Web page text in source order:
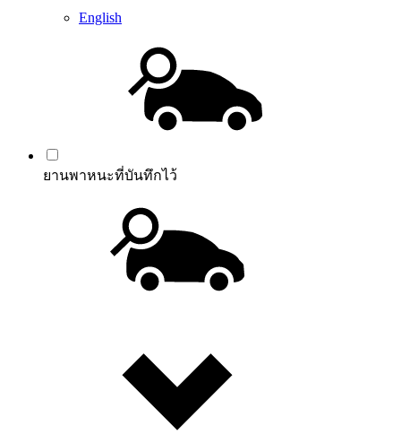
English
ยานพาหนะที่บันทึกไว้